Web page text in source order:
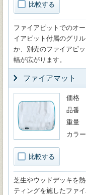
比較する
ファイアピットでのオ
イアピット付属のグリ
か、別売のファイアピ
幅が広がります。
ファイアマット
比較する
価格
品番
重量
カラー
芝生やウッドデッキを
ティングを施したファ